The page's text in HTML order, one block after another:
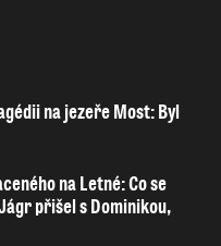
na jezeře Most: Byl
na Letné: Co se
přišel s Dominikou,